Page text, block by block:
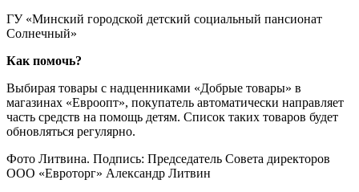
ГУ «Минский городской детский социальный пансионат
Солнечный»
Как помочь?
Выбирая товары с надценниками «Добрые товары» в
магазинах «Евроопт», покупатель автоматически направляет
часть средств на помощь детям. Список таких товаров будет
обновляться регулярно.
Фото Литвина. Подпись: Председатель Совета директоров
ООО «Евроторг» Александр Литвин